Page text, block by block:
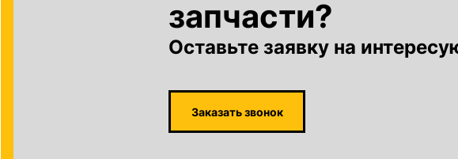
запчасти?
Оставьте заявку на
Заказать звонок